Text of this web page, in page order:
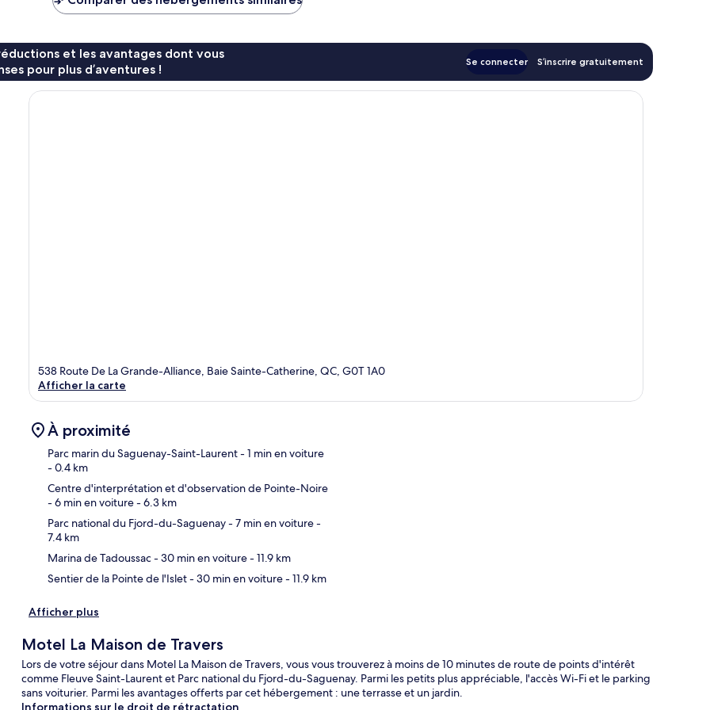
92 €
et les avantages dont vous
pour plus d’aventures !
Se connecter S’inscrire gratuitement
538 Route De La Grande-Alliance, Baie Sainte-Catherine, QC, G0T 1A0
Afficher la carte
À proximité
Parc marin du Saguenay-Saint-Laurent- 1 min en voiture
- 0.4 km
Centre d'interprétation et d'observation de Pointe-Noire
- 6 min en voiture- 6.3 km
Parc national du Fjord-du-Saguenay- 7 min en voiture-
7.4 km
Marina de Tadoussac- 30 min en voiture- 11.9 km
Sentier de la Pointe de l'Islet- 30 min en voiture- 11.9 km
Afficher plus
Motel La Maison de Travers
Lors de votre séjour dans Motel La Maison de Travers, vous vous trouverez à moins de 10 minutes de route de points d'intérêt
comme Fleuve Saint-Laurent et Parc national du Fjord-du-Saguenay. Parmi les petits plus appréciable, l'accès Wi-Fi et le parking
sans voiturier. Parmi les avantages offerts par cet hébergement : une terrasse et un jardin.
Informations sur le droit de rétractation